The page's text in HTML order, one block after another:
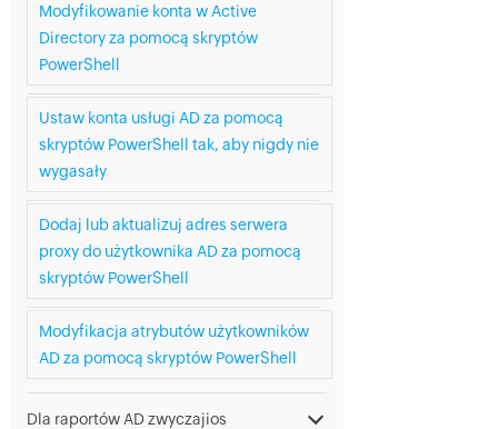
Modyfikowanie konta w Active
Directory za pomocą skryptów
PowerShell
Ustaw konta usługi AD za pomocą
skryptów PowerShell tak, aby nigdy nie
wygasały
Dodaj lub aktualizuj adres serwera
proxy do użytkownika AD za pomocą
skryptów PowerShell
Modyfikacja atrybutów użytkowników
AD za pomocą skryptów PowerShell
Dla raportów AD zwyczajios